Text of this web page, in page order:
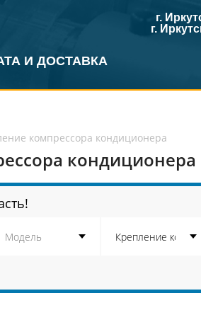
И ДОСТАВКА
г.
г.
компрессора кондиционера